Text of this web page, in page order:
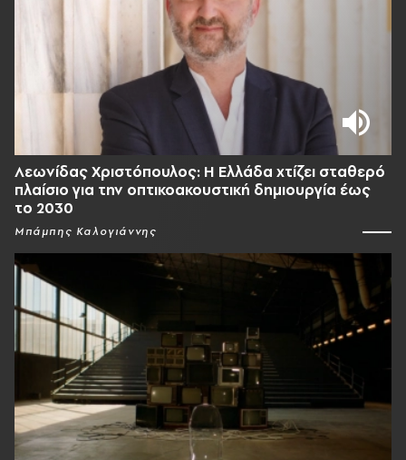
Λεωνίδας Χριστόπουλος: Η Ελλάδα χτίζει σταθερό
πλαίσιο για την οπτικοακουστική δημιουργία έως
το 2030
Μπάμπης Καλογιάννης